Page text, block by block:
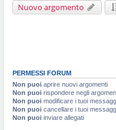
Nuovo argomento
PERMESSI FORUM
Non puoi aprire nuovi argomenti
Non puoi rispondere negli
Non puoi modificare i tuoi
Non puoi cancellare i tuoi
Non puoi inviare allegati